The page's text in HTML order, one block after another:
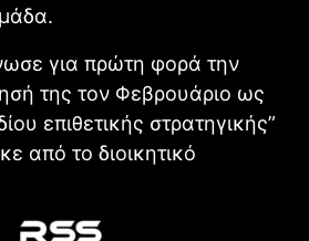
για πρώτη φορά την
της τον Φεβρουάριο ως
επιθετικής στρατηγικής”
από το διοικητικό